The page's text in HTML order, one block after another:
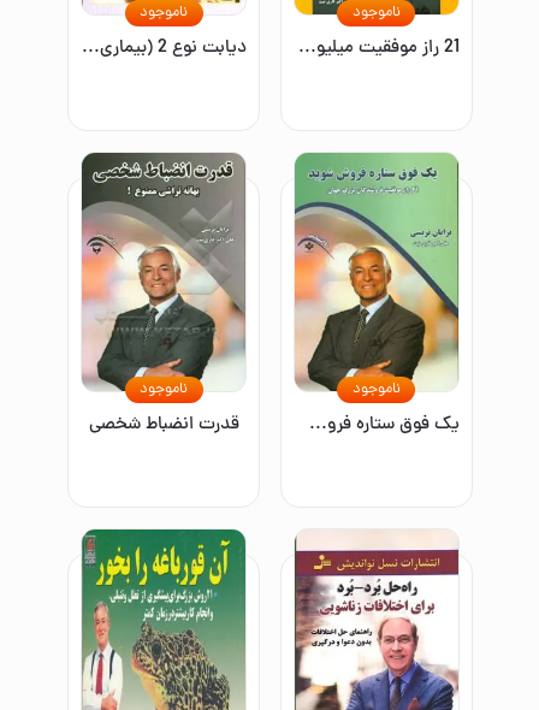
21 راز موفقیت میلیونرهای خودساخته (چگونه می‌توانید سریع‌تر از حد تصورتان به استقلال مالی دست پیدا کنید)
ناموجود
دیابت نوع 2 (بیماری قند) به صورت پرسش و پاسخ
ناموجود
یک فوق ستاره فروش شوید (21 راز موفقیت فروشندگان بزرگ جهان)
ناموجود
قدرت انضباط شخصی
ناموجود